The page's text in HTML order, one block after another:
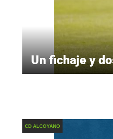
Un fichaje y
CD ALCOYANO